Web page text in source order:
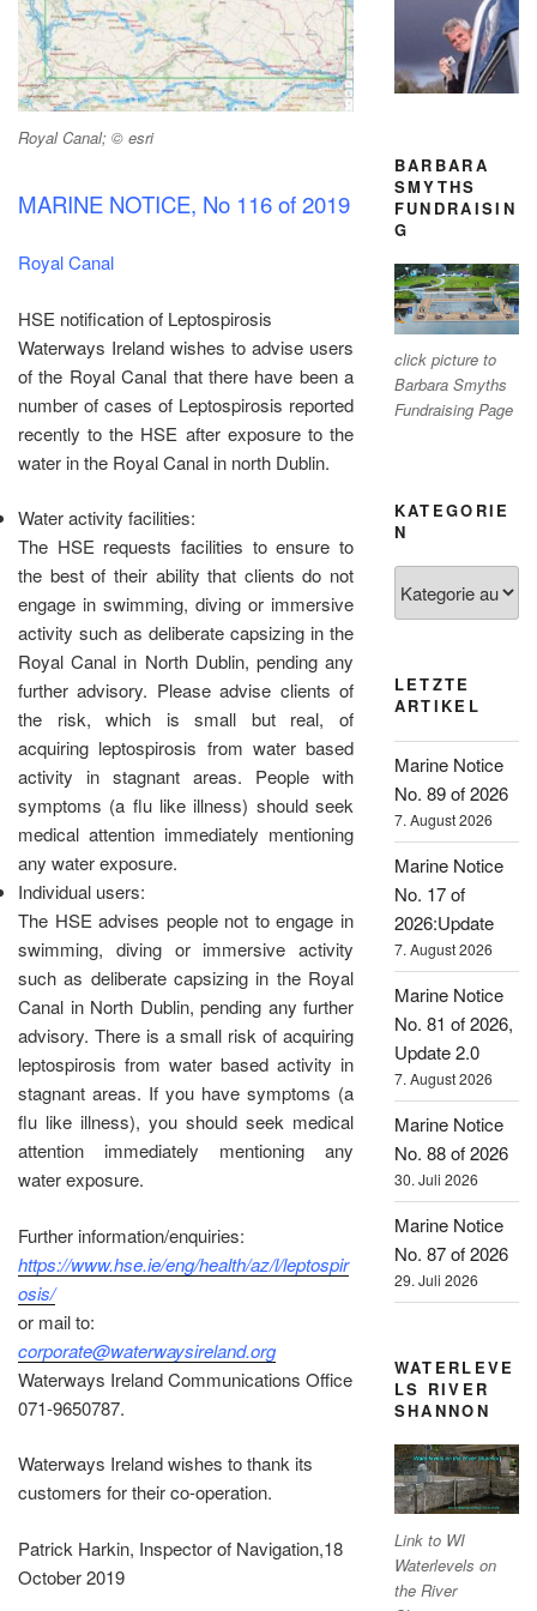
Royal Canal; © esri
MARINE NOTICE, No 116 of 2019
Royal Canal
HSE notification of Leptospirosis
Waterways Ireland wishes to advise users
of the Royal Canal that there have been a
number of cases of Leptospirosis reported
recently to the HSE after exposure to the
water in the Royal Canal in north Dublin.
Water activity facilities:
The HSE requests facilities to ensure to
the best of their ability that clients do not
engage in swimming, diving or immersive
activity such as deliberate capsizing in the
Royal Canal in North Dublin, pending any
further advisory. Please advise clients of
the risk, which is small but real, of
acquiring leptospirosis from water based
activity in stagnant areas. People with
symptoms (a flu like illness) should seek
medical attention immediately mentioning
any water exposure.
Individual users:
The HSE advises people not to engage in
swimming, diving or immersive activity
such as deliberate capsizing in the Royal
Canal in North Dublin, pending any further
advisory. There is a small risk of acquiring
leptospirosis from water based activity in
stagnant areas. If you have symptoms (a
flu like illness), you should seek medical
attention immediately mentioning any
water exposure.
Further information/enquiries:
https://www.hse.ie/eng/health/az/l/leptospir
osis/
or mail to:
corporate@waterwaysireland.org
Waterways Ireland Communications Office
071-9650787.
Waterways Ireland wishes to thank its
customers for their co-operation.
Patrick Harkin, Inspector of Navigation,18
October 2019
BARBARA
SMYTHS
FUNDRAISIN
G
click picture to
Barbara Smyths
Fundraising Page
KATEGORIE
N
LETZTE
ARTIKEL
Marine Notice
No. 89 of 2026
7. August 2026
Marine Notice
No. 17 of
2026:Update
7. August 2026
Marine Notice
No. 81 of 2026,
Update 2.0
7. August 2026
Marine Notice
No. 88 of 2026
30. Juli 2026
Marine Notice
No. 87 of 2026
29. Juli 2026
WATERLEVE
LS RIVER
SHANNON
Link to WI
Waterlevels on
the River